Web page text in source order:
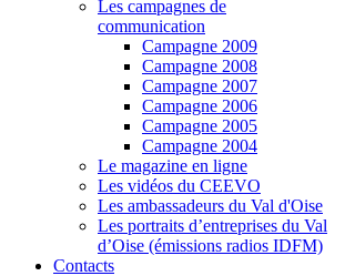
Les campagnes de
communication
Campagne 2009
Campagne 2008
Campagne 2007
Campagne 2006
Campagne 2005
Campagne 2004
Le magazine en ligne
Les vidéos du CEEVO
Les ambassadeurs du Val d'Oise
Les portraits d’entreprises du Val
d’Oise (émissions radios IDFM)
Contacts